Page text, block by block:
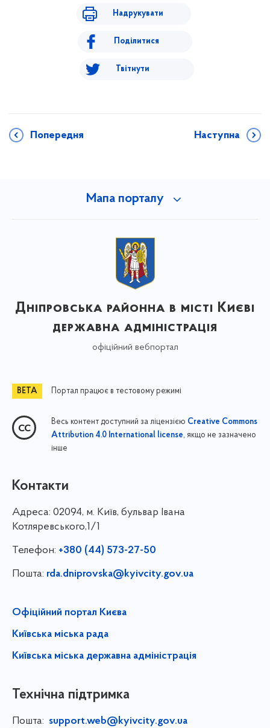
Надрукувати
Поділитися
Твітнути
Попередня Наступна
Мапа порталу
Дніпровська районна в місті Києві
державна адміністрація
офіційний вебпортал
Портал працює в тестовому режимі
Весь контент доступний за ліцензією Creative Commons
Attribution 4.0 International license, якщо не зазначено
інше
Контакти
Адреса: 02094, м. Київ, бульвар Івана
Котляревського,1/1
Телефон: +380 (44) 573-27-50
Пошта: rda.dniprovska@kyivcity.gov.ua
Офіційний портал Києва
Київська міська рада
Київська міська державна адміністрація
Технічна підтримка
Пошта: support.web@kyivcity.gov.ua